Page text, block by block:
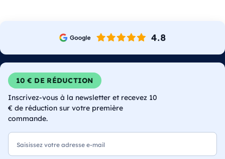
10 € DE RÉDUCTION
Inscrivez-vous à la newsletter et recevez 10
€ de réduction sur votre première
commande.
E-mail